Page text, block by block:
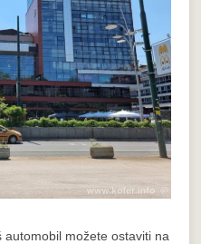
možete ostaviti na